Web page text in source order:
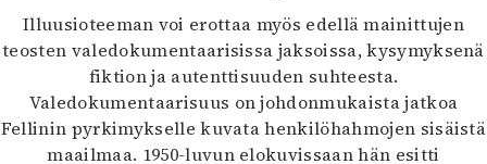
Illuusioteeman voi erottaa myös edellä mainittujen
teosten valedokumentaarisissa jaksoissa, kysymyksenä
fiktion ja autenttisuuden suhteesta.
Valedokumentaarisuus on johdonmukaista jatkoa
Fellinin pyrkimykselle kuvata henkilöhahmojen sisäistä
maailmaa. 1950-luvun elokuvissaan hän esitti